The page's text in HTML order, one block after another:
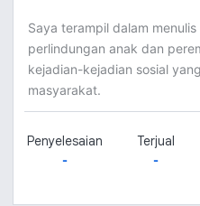
Saya terampil dalam
perlindungan anak dan
kejadian-kejadian sosial
masyarakat.
Penyelesaian
-
Terjual
-